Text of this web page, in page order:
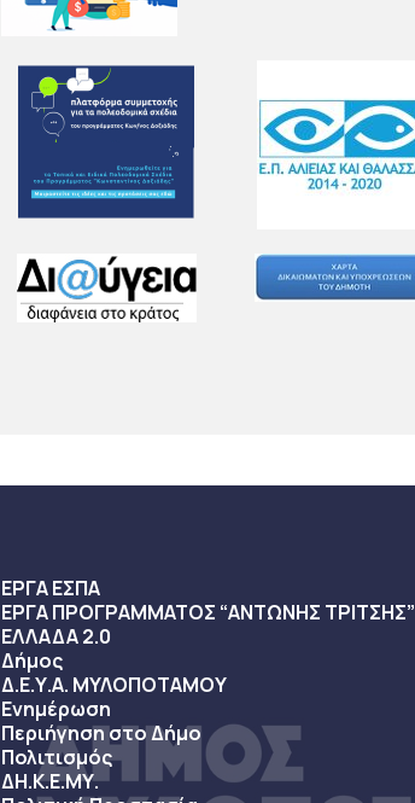
ΕΡΓΑ ΕΣΠΑ
ΕΡΓΑ ΠΡΟΓΡΑΜΜΑΤΟΣ “ΑΝΤΩΝΗΣ ΤΡΙΤΣΗΣ”
ΕΛΛΑΔΑ 2.0
Δήμος
Δ.Ε.Υ.Α. ΜΥΛΟΠΟΤΑΜΟΥ
Ενημέρωση
Περιήγηση στο Δήμο
Πολιτισμός
ΔΗ.Κ.Ε.ΜΥ.